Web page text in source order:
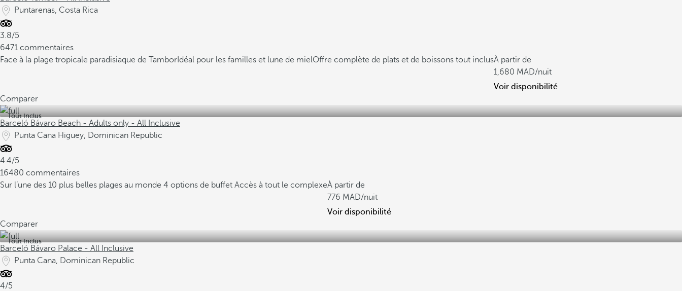
Puntarenas, Costa Rica
3.8/5
6471 commentaires
Face à la plage tropicale paradisiaque de Tambor Idéal pour les familles et lune de mielOffre complète de plats et de boissons tout inclusÀ partir de
1,680
/nuit
Voir disponibilité
Comparer
Tout Inclus
Barceló Bávaro Beach - Adults only - All Inclusive
Punta Cana Higuey, Dominican Republic
4.4/5
16480 commentaires
Sur l’une des 10 plus belles plages au monde 4 options de buffet Accès à tout le complexeÀ partir de
776
/nuit
Voir disponibilité
Comparer
Tout Inclus
Barceló Bávaro Palace - All Inclusive
Punta Cana, Dominican Republic
4/5